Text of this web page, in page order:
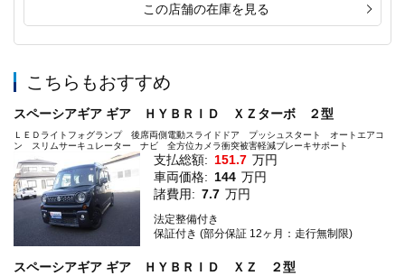
この店舗の在庫を見る
こちらもおすすめ
スペーシアギア ギア ＨＹＢＲＩＤ ＸＺターボ ２型
ＬＥＤライトフォグランプ 後席両側電動スライドドア プッシュスタート オートエアコ
ン スリムサーキュレーター ナビ 全方位カメラ衝突被害軽減ブレーキサポート
支払総額: 151.7 万円
車両価格: 144 万円
諸費用: 7.7 万円
法定整備付き
保証付き (部分保証 12ヶ月：走行無制限)
スペーシアギア ギア ＨＹＢＲＩＤ ＸＺ ２型